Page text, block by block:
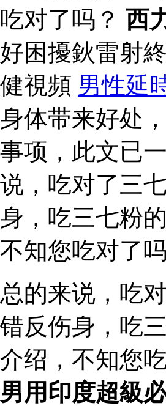
吃对了吗？ 西
好困擾鈥雷射
健視頻 男性延
身体带来好处
事项，此文已
说，吃对了三
身，吃三七粉
不知您吃对了
总的来说，吃
错反伤身，吃
介绍，不知您
男用印度超級